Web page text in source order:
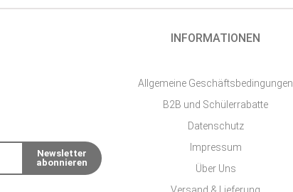
Newsletter
abonnieren
INFORMATIONEN
Allgemeine Geschäftsbedingungen
B2B und Schülerrabatte
Datenschutz
Impressum
Über Uns